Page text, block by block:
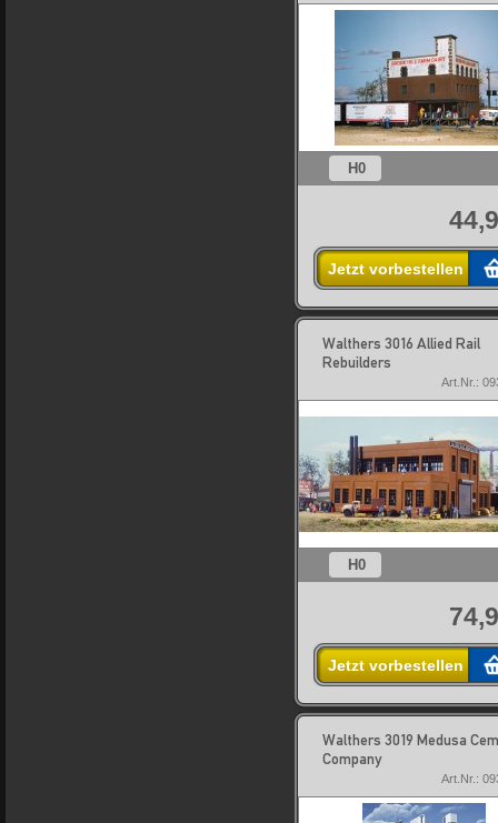
H0
Jetzt vorbestellen
Walthers 3016 Allied Rail
Rebuilders
Art.Nr.:
H0
Jetzt vorbestellen
Walthers 3019 Medusa
Company
Art.Nr.: